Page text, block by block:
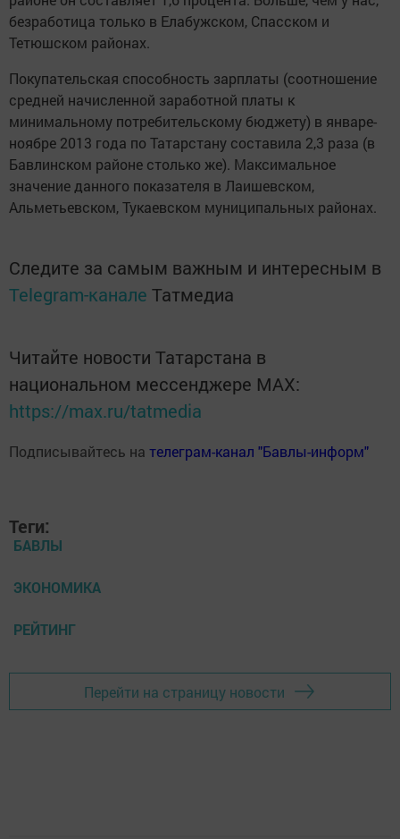
безработица только в Елабужском, Спасском и
Тетюшском районах.
Покупательская способность зарплаты (соотношение
средней начисленной заработной платы к
минимальному потребительскому бюджету) в январе-
ноябре 2013 года по Татарстану составила 2,3 раза (в
Бавлинском районе столько же). Максимальное
значение данного показателя в Лаишевском,
Альметьевском, Тукаевском муниципальных районах.
Следите за самым важным и интересным в
Telegram-канале Татмедиа
Читайте новости Татарстана в
национальном мессенджере MАХ:
https://max.ru/tatmedia
Подписывайтесь на телеграм-канал "Бавлы-информ"
Теги:
БАВЛЫ
ЭКОНОМИКА
РЕЙТИНГ
Перейти на страницу новости